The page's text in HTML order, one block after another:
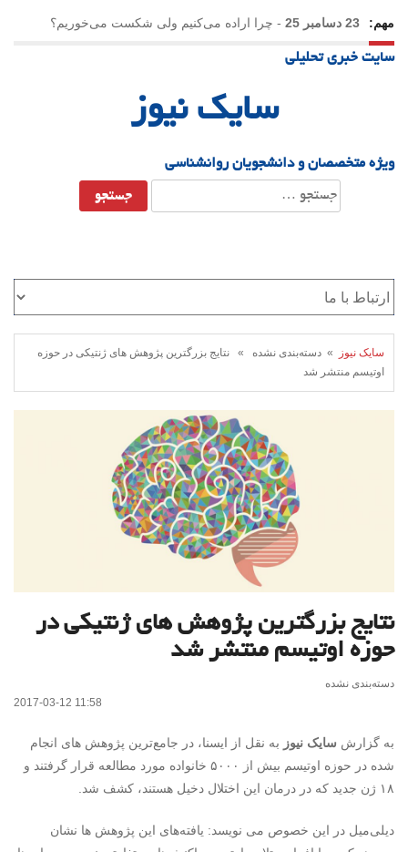
مهم: 23 دسامبر 25 - چرا اراده می‌کنیم ولی شکست می‌خوریم؟
21 دسامبر 25
سایت خبری تحلیلی
سایک نیوز
ویژه متخصصان و دانشجویان روانشناسی
جستجو
برای:
سایک نیوز
» دسته‌بندی نشده » نتایج بزرگترین پژوهش های ژنتیکی در حوزه
اوتیسم منتشر شد
نتایج بزرگترین پژوهش های ژنتیکی در
حوزه اوتیسم منتشر شد
دسته‌بندی نشده
2017-03-12 11:58
به گزارش سایک نیوز به نقل از ایسنا، در جامع‌ترین پژوهش های انجام
شده در حوزه اوتیسم بیش از ۵۰۰۰ خانواده مورد مطالعه قرار گرفتند و
۱۸ ژن جدید که در درمان این اختلال دخیل هستند، کشف شد.
دیلی‌میل در این خصوص می نویسد: یافته‌های این پژوهش ها نشان